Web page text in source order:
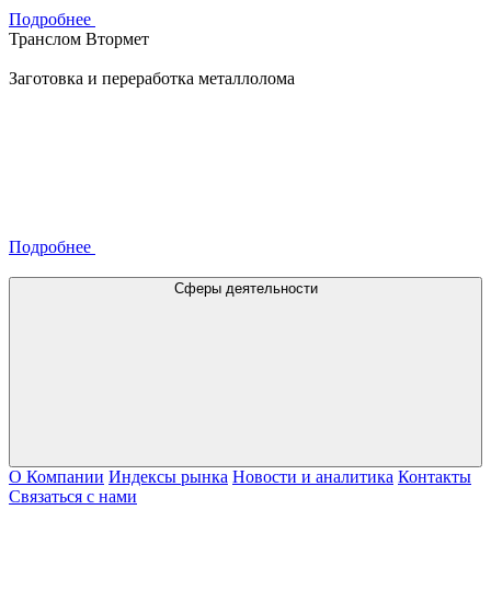
Подробнее
Транслом Втормет
Заготовка и переработка металлолома
Подробнее
Сферы деятельности
О Компании Индексы рынка Новости и аналитика Контакты
Связаться с нами